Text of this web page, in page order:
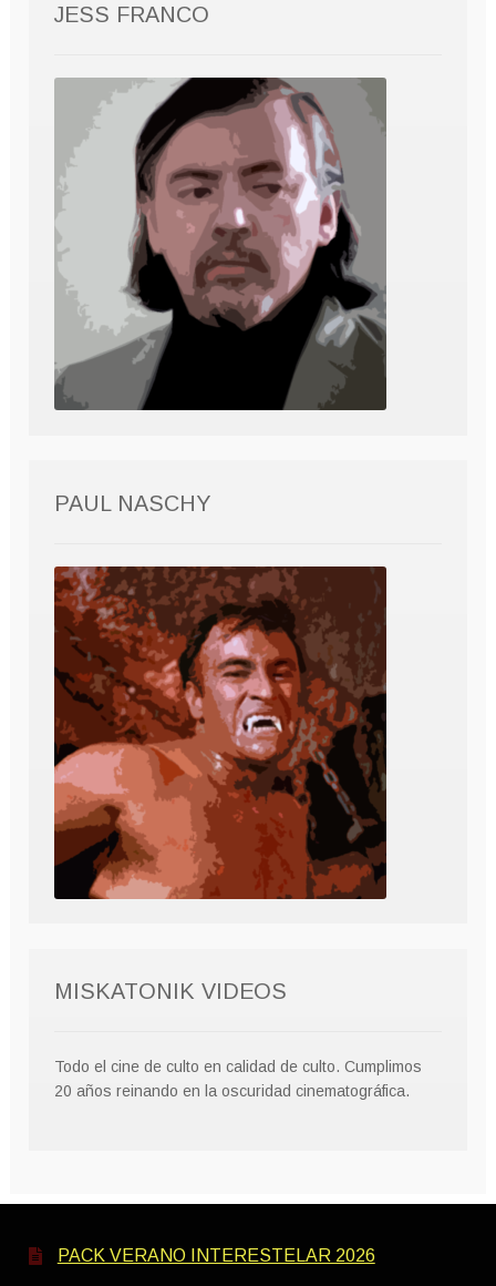
JESS FRANCO
PAUL NASCHY
MISKATONIK VIDEOS
Todo el cine de culto en calidad de culto. Cumplimos
20 años reinando en la oscuridad cinematográfica.
PACK VERANO INTERESTELAR 2026